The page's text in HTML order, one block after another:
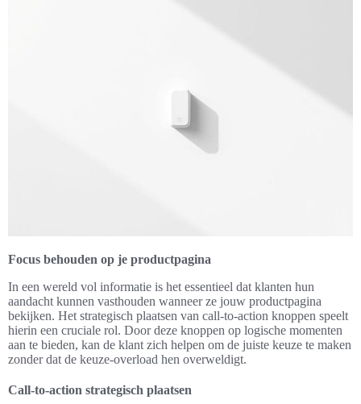
Focus behouden op je productpagina
In een wereld vol informatie is het essentieel dat klanten hun
aandacht kunnen vasthouden wanneer ze jouw productpagina
bekijken. Het strategisch plaatsen van call-to-action knoppen speelt
hierin een cruciale rol. Door deze knoppen op logische momenten
aan te bieden, kan de klant zich helpen om de juiste keuze te maken
zonder dat de keuze-overload hen overweldigt.
Call-to-action strategisch plaatsen